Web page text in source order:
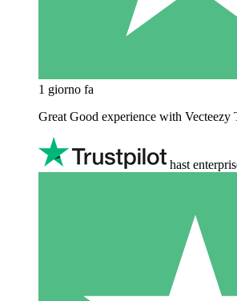
1 giorno fa
Great Good experience with Vecteezy
hast